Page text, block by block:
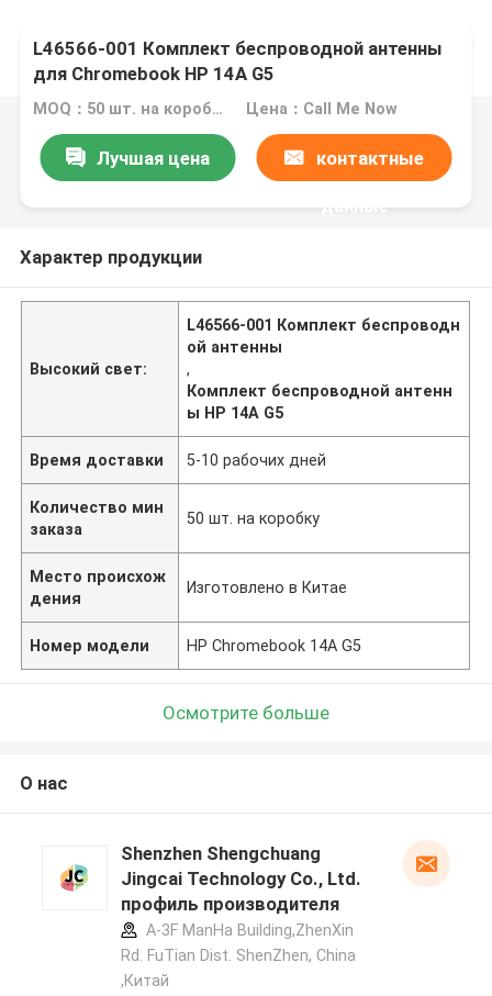
L46566-001 Комплект беспроводной антенны
для Chromebook HP 14A G5
MOQ：50 шт. на коробку Цена：Call Me Now
Лучшая цена контактные
данные
Характер продукции
Высокий свет:
L46566-001 Комплект беспроводн
ой антенны
,
Комплект беспроводной антенн
ы HP 14A G5
Время доставки 5-10 рабочих дней
Количество мин
заказа
50 шт. на коробку
Место происхож
дения
Изготовлено в Китае
Номер модели HP Chromebook 14A G5
Осмотрите больше
О нас
Shenzhen Shengchuang
Jingcai Technology Co., Ltd.
профиль производителя
A-3F ManHa Building,ZhenXin
Rd. FuTian Dist. ShenZhen, China
,Китай